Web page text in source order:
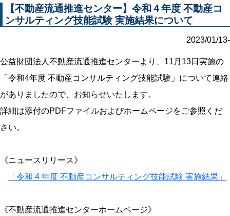
【不動産流通推進センター】令和４年度 不動産コ
ンサルティング技能試験 実施結果について
2023/01/13-
公益財団法人不動産流通推進センターより、11月13日実施の
「令和4年度 不動産コンサルティング技能試験」について連絡
がありましたので、お知らせいたします。
詳細は添付のPDFファイルおよびホームページをご参照くだ
さい。
《ニュースリリース》
「令和 4 年度 不動産コンサルティング技能試験 実施結果」
《不動産流通推進センターホームページ》